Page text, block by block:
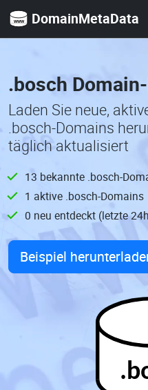
DomainMetaData
.bosch
Laden Sie neue,
.bosch-Domains
täglich aktualisiert
13 bekannte .bosch-
1 aktive .bosch-Domains
0 neu entdeckt (letzte
Beispiel